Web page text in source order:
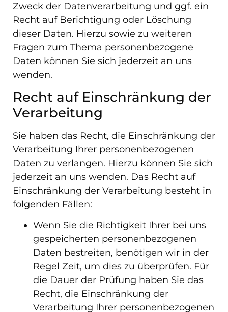
Zweck der Datenverarbeitung und ggf. ein
Recht auf Berichtigung oder Löschung
dieser Daten. Hierzu sowie zu weiteren
Fragen zum Thema personenbezogene
Daten können Sie sich jederzeit an uns
wenden.
Recht auf Einschränkung der
Verarbeitung
Sie haben das Recht, die Einschränkung der
Verarbeitung Ihrer personenbezogenen
Daten zu verlangen. Hierzu können Sie sich
jederzeit an uns wenden. Das Recht auf
Einschränkung der Verarbeitung besteht in
folgenden Fällen:
Wenn Sie die Richtigkeit Ihrer bei uns
gespeicherten personenbezogenen
Daten bestreiten, benötigen wir in der
Regel Zeit, um dies zu überprüfen. Für
die Dauer der Prüfung haben Sie das
Recht, die Einschränkung der
Verarbeitung Ihrer personenbezogenen